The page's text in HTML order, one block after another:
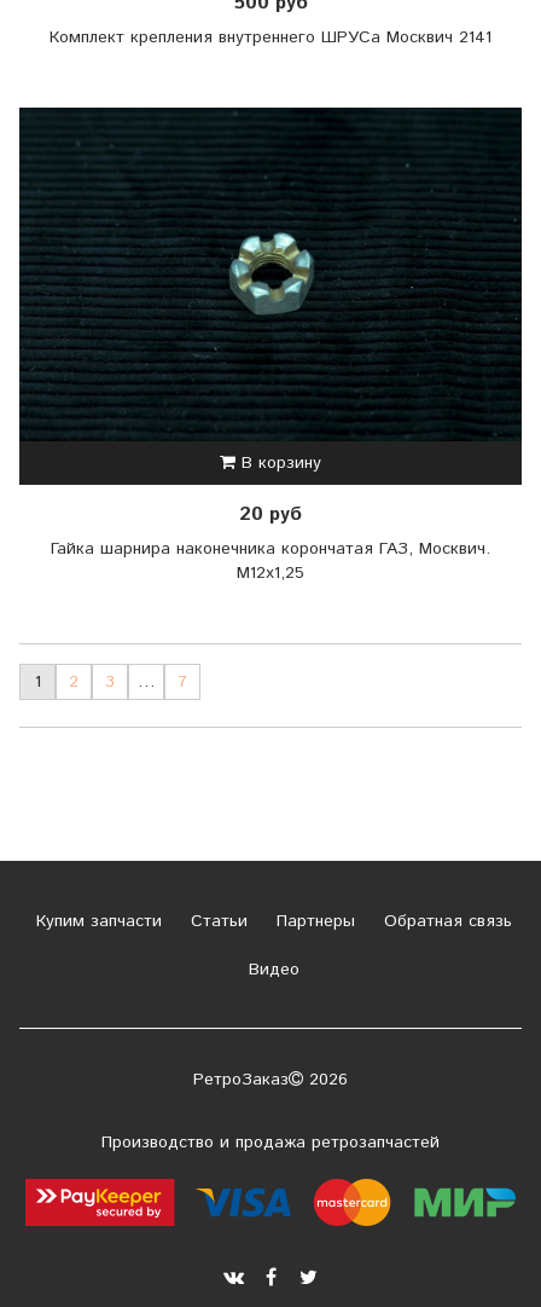
Комплект крепления внутреннего ШРУСа Москвич 2141
В корзину
20 руб
Гайка шарнира наконечника корончатая ГАЗ, Москвич.
М12х1,25
1 2 3 … 7
Купим запчасти Статьи Партнеры
Обратная связь
Видео
РетроЗаказ 2026
Производство и продажа ретрозапчастей